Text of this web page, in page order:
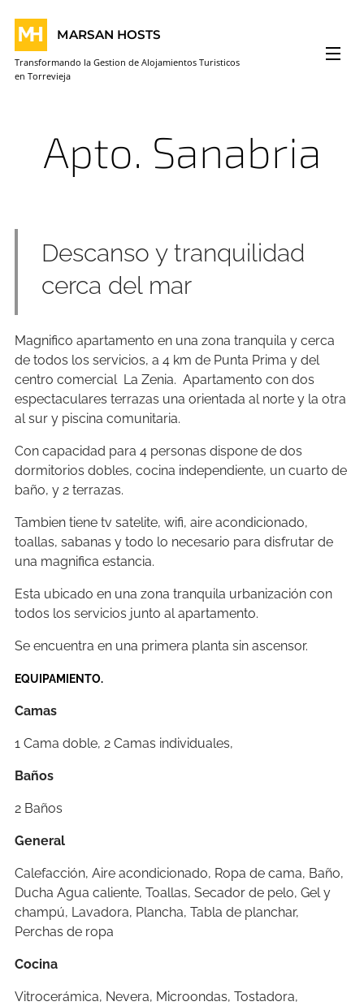
MARSAN HOSTS
Transformando la Gestion de Alojamientos Turisticos
en Torrevieja
Apto. Sanabria
Descanso y tranquilidad
cerca del mar
Magnifico apartamento en una zona tranquila y cerca
de todos los servicios, a 4 km de Punta Prima y del
centro comercial La Zenia. Apartamento con dos
espectaculares terrazas una orientada al norte y la otra
al sur y piscina comunitaria.
Con capacidad para 4 personas dispone de dos
dormitorios dobles, cocina independiente, un cuarto de
baño, y 2 terrazas.
Tambien tiene tv satelite, wifi, aire acondicionado,
toallas, sabanas y todo lo necesario para disfrutar de
una magnifica estancia.
Esta ubicado en una zona tranquila urbanización con
todos los servicios junto al apartamento.
Se encuentra en una primera planta sin ascensor.
EQUIPAMIENTO.
Camas
1 Cama doble, 2 Camas individuales,
Baños
2 Baños
General
Calefacción, Aire acondicionado, Ropa de cama, Baño,
Ducha Agua caliente, Toallas, Secador de pelo, Gel y
champú, Lavadora, Plancha, Tabla de planchar,
Perchas de ropa
Cocina
Vitrocerámica, Nevera, Microondas, Tostadora,